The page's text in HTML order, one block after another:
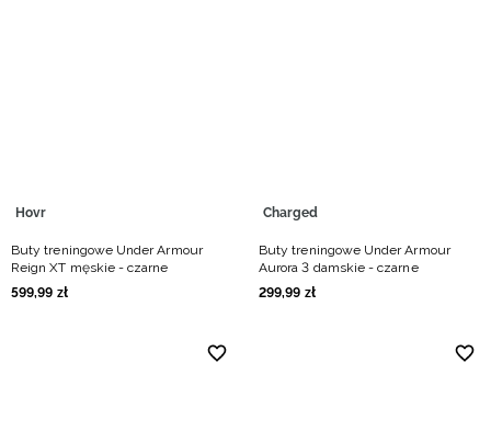
Hovr
Buty treningowe Under Armour
Reign XT męskie - czarne
599,99 zł
Charged
Buty treningowe Under Armour
Aurora 3 damskie - czarne
299,99 zł